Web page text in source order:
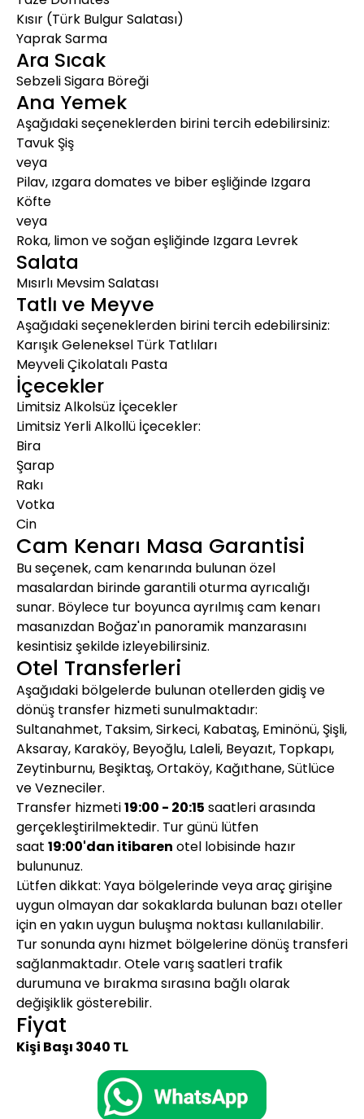
Kısır (Türk Bulgur Salatası)
Yaprak Sarma
Ara Sıcak
Sebzeli Sigara Böreği
Ana Yemek
Aşağıdaki seçeneklerden birini tercih edebilirsiniz:
Tavuk Şiş
veya
Pilav, ızgara domates ve biber eşliğinde Izgara
Köfte
veya
Roka, limon ve soğan eşliğinde Izgara Levrek
Salata
Mısırlı Mevsim Salatası
Tatlı ve Meyve
Aşağıdaki seçeneklerden birini tercih edebilirsiniz:
Karışık Geleneksel Türk Tatlıları
Meyveli Çikolatalı Pasta
İçecekler
Limitsiz Alkolsüz İçecekler
Limitsiz Yerli Alkollü İçecekler:
Bira
Şarap
Rakı
Votka
Cin
Cam Kenarı Masa Garantisi
Bu seçenek, cam kenarında bulunan özel
masalardan birinde garantili oturma ayrıcalığı
sunar. Böylece tur boyunca ayrılmış cam kenarı
masanızdan Boğaz'ın panoramik manzarasını
kesintisiz şekilde izleyebilirsiniz.
Otel Transferleri
Aşağıdaki bölgelerde bulunan otellerden gidiş ve
dönüş transfer hizmeti sunulmaktadır:
Sultanahmet, Taksim, Sirkeci, Kabataş, Eminönü, Şişli,
Aksaray, Karaköy, Beyoğlu, Laleli, Beyazıt, Topkapı,
Zeytinburnu, Beşiktaş, Ortaköy, Kağıthane, Sütlüce
ve Vezneciler.
Transfer hizmeti19:00 - 20:15 saatleri arasında
gerçekleştirilmektedir. Tur günü lütfen
saat 19:00'dan itibaren otel lobisinde hazır
bulununuz.
Lütfen dikkat: Yaya bölgelerinde veya araç girişine
uygun olmayan dar sokaklarda bulunan bazı oteller
için en yakın uygun buluşma noktası kullanılabilir.
Tur sonunda aynı hizmet bölgelerine dönüş transferi
sağlanmaktadır. Otele varış saatleri trafik
durumuna ve bırakma sırasına bağlı olarak
değişiklik gösterebilir.
Fiyat
Kişi Başı 3040 TL